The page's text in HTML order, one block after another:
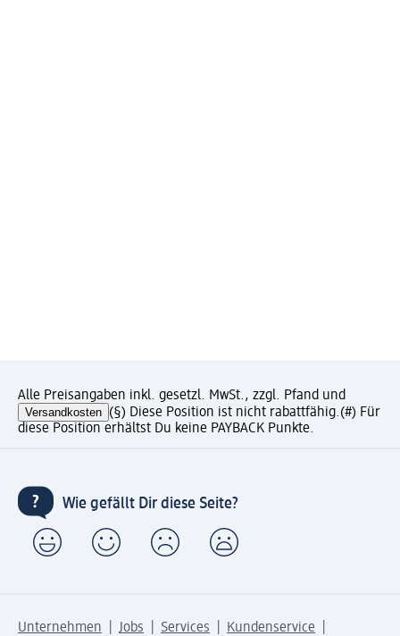
Alle Preisangaben inkl. gesetzl. MwSt., zzgl. Pfand und
Versandkosten (§) Diese Position ist nicht rabattfähig.(#) Für
diese Position erhältst Du keine PAYBACK Punkte.
Wie gefällt Dir diese Seite?
Unternehmen Jobs Services
Kundenservice